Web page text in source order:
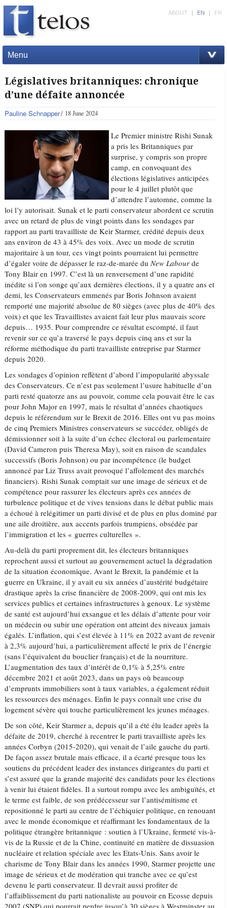
Menu
ABOUT | EN | FR
Législatives britanniques: chronique
d’une défaite annoncée
Pauline Schnapper 18 June 2024
Le Premier ministre Rishi Sunak
a pris les Britanniques par
surprise, y compris son propre
camp, en convoquant des
élections législatives anticipées
pour le 4 juillet plutôt que
d’attendre l’automne, comme la
loi l’y autorisait. Sunak et le parti conservateur abordent ce scrutin
avec un retard de plus de vingt points dans les sondages par
rapport au parti travailliste de Keir Starmer, crédité depuis deux
ans environ de 43 à 45% des voix. Avec un mode de scrutin
majoritaire à un tour, ces vingt points pourraient lui permettre
d’égaler voire de dépasser le raz-de-marée duNew Labour de
Tony Blair en 1997. C’est là un renversement d’une rapidité
inédite si l’on songe qu’aux dernières élections, il y a quatre ans et
demi, les Conservateurs emmenés par Boris Johnson avaient
remporté une majorité absolue de 80 sièges (avec plus de 40% des
voix) et que les Travaillistes avaient fait leur plus mauvais score
depuis… 1935. Pour comprendre ce résultat escompté, il faut
revenir sur ce qu’a traversé le pays depuis cinq ans et sur la
réforme méthodique du parti travailliste entreprise par Starmer
depuis 2020.
Les sondages d’opinion reflètent d’abord l’impopularité abyssale
des Conservateurs. Ce n’est pas seulement l’usure habituelle d’un
parti resté quatorze ans au pouvoir, comme cela pouvait être le cas
pour John Major en 1997, mais le résultat d’années chaotiques
depuis le référendum sur le Brexit de 2016. Elles ont vu pas moins
de cinq Premiers Ministres conservateurs se succéder, obligés de
démissionner soit à la suite d’un échec électoral ou parlementaire
(David Cameron puis Theresa May), soit en raison de scandales
successifs (Boris Johnson) ou par incompétence (le budget
annoncé par Liz Truss avait provoqué l’affolement des marchés
financiers). Rishi Sunak comptait sur une image de sérieux et de
compétence pour rassurer les électeurs après ces années de
turbulence politique et de vives tensions dans le débat public mais
a échoué à relégitimer un parti divisé et de plus en plus dominé par
une aile droitière, aux accents parfois trumpiens, obsédée par
l’immigration et les « guerres culturelles ».
Au-delà du parti proprement dit, les électeurs britanniques
reprochent aussi et surtout au gouvernement actuel la dégradation
de la situation économique. Avant le Brexit, la pandémie et la
guerre en Ukraine, il y avait eu six années d’austérité budgétaire
drastique après la crise financière de 2008-2009, qui ont mis les
services publics et certaines infrastructures à genoux. Le système
de santé est aujourd’hui exsangue et les délais d’attente pour voir
un médecin ou subir une opération ont atteint des niveaux jamais
égalés. L’inflation, qui s’est élevée à 11% en 2022 avant de revenir
à 2,3% aujourd’hui, a particulièrement affecté le prix de l’énergie
(sans l’équivalent du bouclier français) et de la nourriture.
L’augmentation des taux d’intérêt de 0,1% à 5,25% entre
décembre 2021 et août 2023, dans un pays où beaucoup
d’emprunts immobiliers sont à taux variables, a également réduit
les ressources des ménages. Enfin le pays connaît une crise du
logement sévère qui touche particulièrement les jeunes ménages.
De son côté, Keir Starmer a, depuis qu’il a été élu leader après la
défaite de 2019, cherché à recentrer le parti travailliste après les
années Corbyn (2015-2020), qui venait de l’aile gauche du parti.
De façon assez brutale mais efficace, il a écarté presque tous les
soutiens du précédent leader des instances dirigeantes du parti et
s’est assuré que la grande majorité des candidats pour les élections
à venir lui étaient fidèles. Il a surtout rompu avec les ambiguïtés, et
le terme est faible, de son prédécesseur sur l’antisémitisme et
repositionné le parti au centre de l’échiquier politique, en renouant
avec le monde économique et réaffirmant les fondamentaux de la
politique étrangère britannique : soutien à l’Ukraine, fermeté vis-à-
vis de la Russie et de la Chine, continuité en matière de dissuasion
nucléaire et relation spéciale avec les Etats-Unis. Sans avoir le
charisme de Tony Blair dans les années 1990, Starmer projette une
image de sérieux et de modération qui tranche avec ce qu’est
devenu le parti conservateur. Il devrait aussi profiter de
l’affaiblissement du parti nationaliste au pouvoir en Ecosse depuis
2007 (SNP) qui pourrait perdre jusqu’à 30 sièges à Westminster au